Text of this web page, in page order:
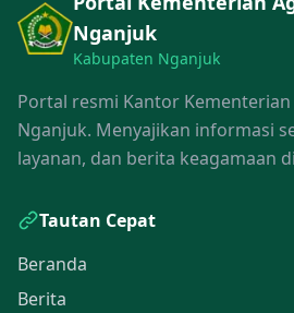
Nganjuk
Kabupaten Nganjuk
Portal resmi Kantor
Nganjuk. Menyajikan informasi
layanan, dan berita keagamaan
Tautan Cepat
Beranda
Berita